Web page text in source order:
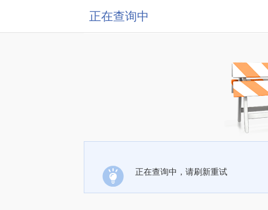
正在查询中
正在查询中，请刷新重试